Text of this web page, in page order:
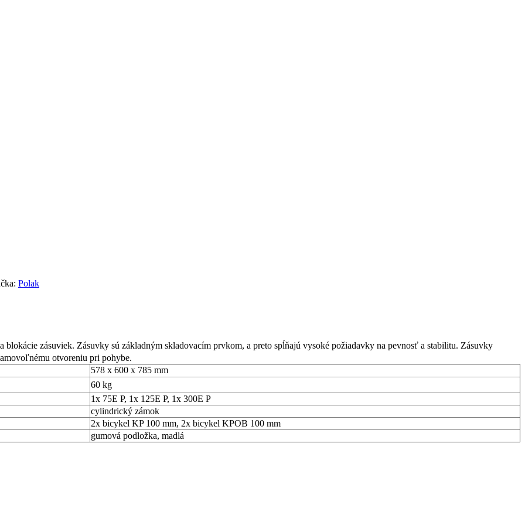
Polak
zásuviek. Zásuvky sú základným skladovacím prvkom, a preto spĺňajú vysoké požiadavky na pevnosť a stabilitu. Zásuvky
otvoreniu pri pohybe.
578 x 600 x 785 mm
60 kg
1x 75E P, 1x 125E P, 1x 300E P
cylindrický zámok
2x bicykel KP 100 mm, 2x bicykel KPOB 100 mm
gumová podložka, madlá